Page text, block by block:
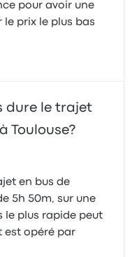
bus était agréable
pour avoir une
prix le plus bas
dure le trajet
Toulouse?
en bus de
5h 50m, sur une
le plus rapide peut
est opéré par